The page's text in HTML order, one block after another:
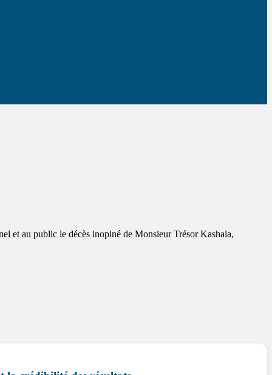
et au public le décès inopiné de Monsieur Trésor Kashala,